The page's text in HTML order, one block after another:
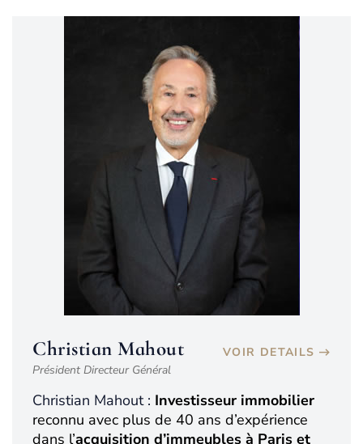
Christian Mahout
Président Directeur Général
VOIR DETAILS
Christian Mahout : Investisseur immobilier
reconnu avec plus de 40 ans d’expérience
dans l’acquisition d’immeubles à Paris et